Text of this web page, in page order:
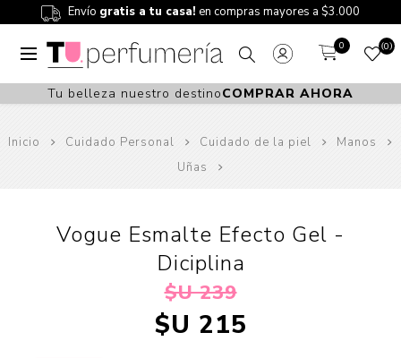
Envío gratis a tu casa! en compras mayores a $3.000
0 0
Tu belleza nuestro destinoCOMPRAR AHORA
Inicio Cuidado Personal Cuidado de la piel
Manos
Uñas
Vogue Esmalte Efecto Gel -
Diciplina
$U 239
$U 215